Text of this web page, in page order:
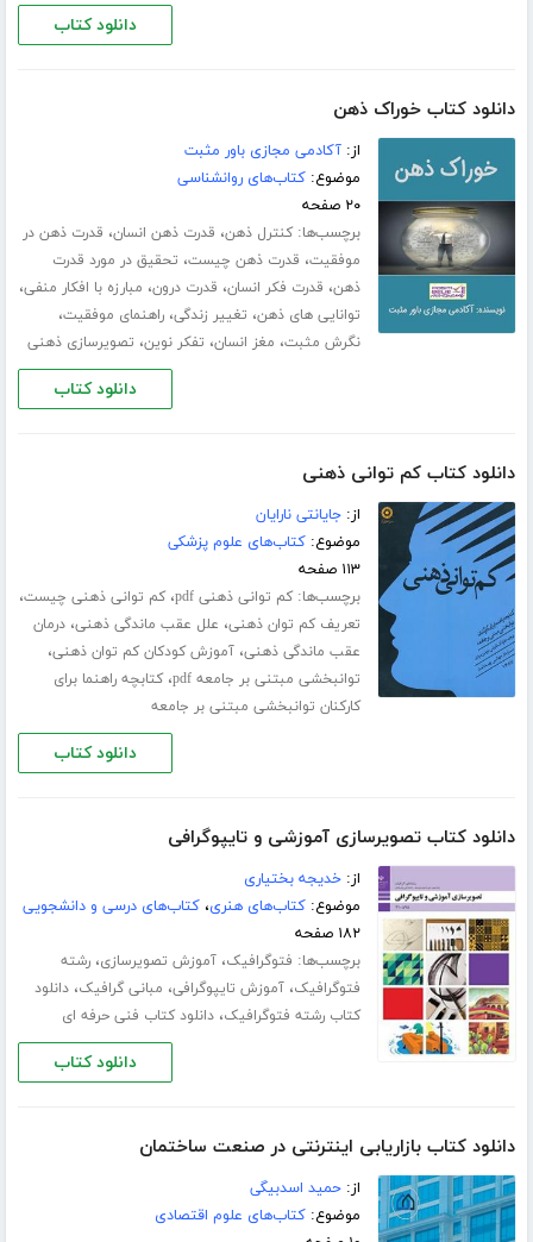
دانلود کتاب
دانلود کتاب خوراک ذهن
از:آکادمی مجازی باور مثبت
موضوع:کتاب‌های روانشناسی
۲۰ صفحه
برچسب‌ها:کنترل ذهن، قدرت ذهن انسان، قدرت ذهن در
موفقیت، قدرت ذهن چیست، تحقیق در مورد قدرت
ذهن، قدرت فکر انسان، قدرت درون، مبارزه با افکار منفی،
توانایی های ذهن، تغییر زندگی،راهنمای موفقیت،
نگرش مثبت، مغز انسان، تفکر نوین، تصویرسازی ذهنی
دانلود کتاب
دانلود کتاب کم توانی ذهنی
از:جایانتی نارایان
موضوع:کتاب‌های علوم پزشکی
۱۱۳ صفحه
برچسب‌ها:کم توانی ذهنی pdf ،کم توانی ذهنی چیست،
تعریف کم توان ذهنی، علل عقب ماندگی ذهنی،درمان
عقب ماندگی ذهنی،آموزش کودکان کم توان ذهنی،
توانبخشی مبتنی بر جامعه pdf ،کتابچه راهنما برای
کارکنان توانبخشی مبتنی بر جامعه
دانلود کتاب
دانلود کتاب تصویرسازی آموزشی و تایپوگرافی
از:خدیجه بختیاری
موضوع:کتاب‌های هنری،کتاب‌های درسی و دانشجویی
۱۸۲ صفحه
برچسب‌ها: فتوگرافیک،آموزش تصویرسازی،رشته
فتوگرافیک،آموزش تایپوگرافی، مبانی گرافیک،دانلود
کتاب رشته فتوگرافیک،دانلود کتاب فنی حرفه ای
دانلود کتاب
دانلود کتاب بازاریابی اینترنتی در صنعت ساختمان
از:حمید اسدبیگی
موضوع:کتاب‌های علوم اقتصادی